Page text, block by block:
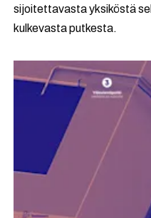
sijoitettavasta yksiköstä
kulkevasta putkesta.